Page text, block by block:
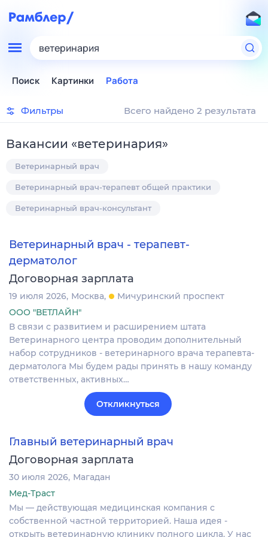
ветеринария
Поиск Картинки Работа
Фильтры Всего найдено 2 результата
Вакансии «ветеринария»
Ветеринарный врач
Ветеринарный врач-терапевт общей практики
Ветеринарный врач-консультант
Ветеринарный врач - терапевт-
дерматолог
Договорная зарплата
19 июля 2026 Москва
Мичуринский проспект
ООО "ВЕТЛАЙН"
В связи с развитием и расширением штата
Ветеринарного центра проводим дополнительный
набор сотрудников - ветеринарного врача терапевта-
дерматолога Мы будем рады принять в нашу команду
ответственных, активных…
Откликнуться
Главный ветеринарный врач
Договорная зарплата
30 июля 2026 Магадан
Мед-Траст
Мы — действующая медицинская компания с
собственной частной территорией. Наша идея -
открыть ветеринарную клинику полного цикла. У нас